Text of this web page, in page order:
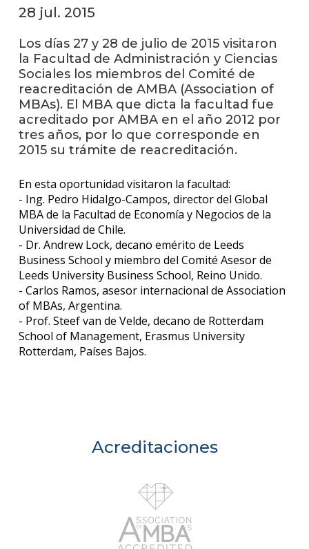
de
28 jul. 2015
Los días 27 y 28 de julio de 2015 visitaron
la Facultad de Administración y Ciencias
Sociales los miembros del Comité de
reacreditación de AMBA (Association of
MBAs). El MBA que dicta la facultad fue
acreditado por AMBA en el año 2012 por
tres años, por lo que corresponde en
2015 su trámite de reacreditación.
En esta oportunidad visitaron la facultad:
- Ing. Pedro Hidalgo-Campos, director del Global
MBA de la Facultad de Economía y Negocios de la
Universidad de Chile.
- Dr. Andrew Lock, decano emérito de Leeds
Business School y miembro del Comité Asesor de
Leeds University Business School, Reino Unido.
- Carlos Ramos, asesor internacional de Association
of MBAs, Argentina.
- Prof. Steef van de Velde, decano de Rotterdam
School of Management, Erasmus University
Rotterdam, Países Bajos.
Acreditaciones